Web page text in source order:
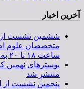
آخرین اخبار
ششمین نشست از
ساعت ۱۸ تا ۲۰ به‌صورت مجازی برگزار می‌شود.
پوسترهای نهمین
منتشر شد
پنجمین نشست از